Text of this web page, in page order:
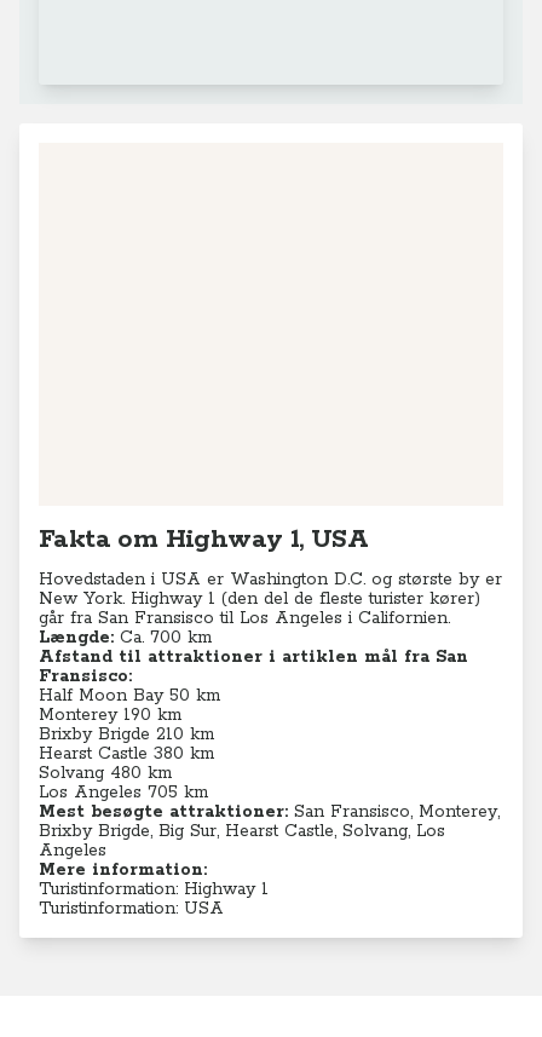
Fakta om Highway 1, USA
Hovedstaden i USA er Washington D.C. og største by er
New York. Highway 1 (den del de fleste turister kører)
går fra San Fransisco til Los Angeles i Californien.
Længde: Ca. 700 km
Afstand til attraktioner i artiklen mål fra San
Fransisco:
Half Moon Bay 50 km
Monterey 190 km
Brixby Brigde 210 km
Hearst Castle 380 km
Solvang 480 km
Los Angeles 705 km​
Mest besøgte attraktioner: San Fransisco, Monterey,
Brixby Brigde, Big Sur, Hearst Castle, Solvang, Los
Angeles
Mere information:
Turistinformation: Highway 1
Turistinformation: USA